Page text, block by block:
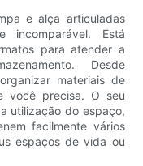
e alça articuladas
incomparável. Está
para atender a
Desde
materiais de
você precisa. O seu
utilização do espaço,
facilmente vários
espaços de vida ou